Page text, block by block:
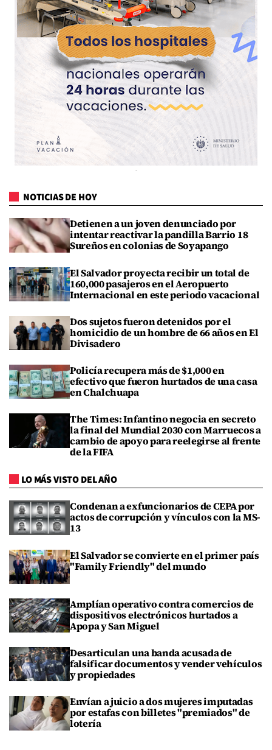
NOTICIAS DE HOY
Detienen a un joven denunciado por
intentar reactivar la pandilla Barrio 18
Sureños en colonias de Soyapango
El Salvador proyecta recibir un total de
160,000 pasajeros en el Aeropuerto
Internacional en este periodo vacacional
Dos sujetos fueron detenidos por el
homicidio de un hombre de 66 años en El
Divisadero
Policía recupera más de $1,000 en
efectivo que fueron hurtados de una casa
en Chalchuapa
The Times: Infantino negocia en secreto
la final del Mundial 2030 con Marruecos a
cambio de apoyo para reelegirse al frente
de la FIFA
LO MÁS VISTO DEL AÑO
Condenan a exfuncionarios de CEPA por
actos de corrupción y vínculos con la MS-
13
El Salvador se convierte en el primer país
"Family Friendly" del mundo
Amplían operativo contra comercios de
dispositivos electrónicos hurtados a
Apopa y San Miguel
Desarticulan una banda acusada de
falsificar documentos y vender vehículos
y propiedades
Envían a juicio a dos mujeres imputadas
por estafas con billetes "premiados" de
lotería